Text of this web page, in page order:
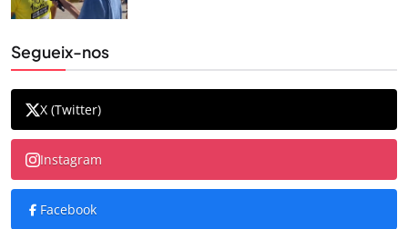
Segueix-nos
X (Twitter)
Instagram
Facebook